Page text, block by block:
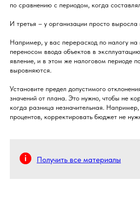
по сравнению с периодом, когда
И третья – у организации просто выросла
Например, у вас перерасход по налогу на
переносом ввода объектов в
явление, и в этом же налоговом периоде
выровняются.
Установите предел допустимого
значений от плана. Это нужно, чтобы не
когда разница незначительная.
процентов, корректировать бюджет не
Получить все материалы